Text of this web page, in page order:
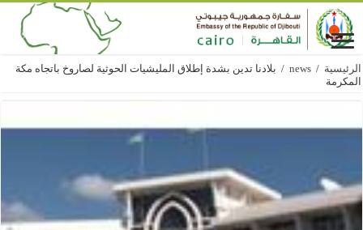
الرئيسية /
news
/ بلادنا تدين بشدة إطلاق المليشيات الحوثية لصاروخ باتجاه مكة
المكرمة